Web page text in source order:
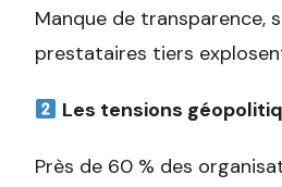
Manque de transparence,
prestataires tiers
Les tensions
Près de 60 % des